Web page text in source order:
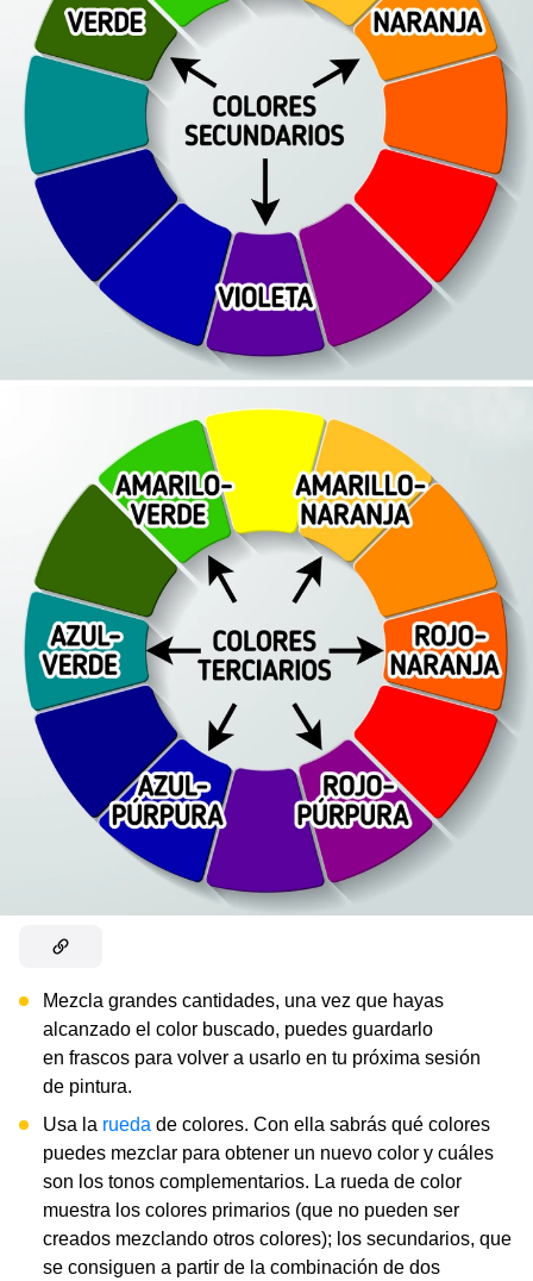
Mezcla grandes cantidades, una vez que hayas
alcanzado el color buscado, puedes guardarlo
en frascos para volver a usarlo en tu próxima sesión
de pintura.
Usa la rueda de colores. Con ella sabrás qué colores
puedes mezclar para obtener un nuevo color y cuáles
son los tonos complementarios. La rueda de color
muestra los colores primarios (que no pueden ser
creados mezclando otros colores); los secundarios, que
se consiguen a partir de la combinación de dos